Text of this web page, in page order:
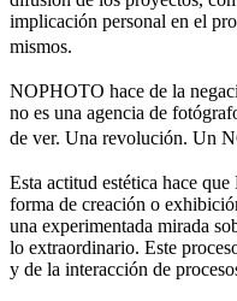
implicación personal en el
mismos.
NOPHOTO hace de la
no es una agencia de
de ver. Una revolución. Un
Esta actitud estética hace
forma de creación o
una experimentada mirada
lo extraordinario. Este
y de la interacción de